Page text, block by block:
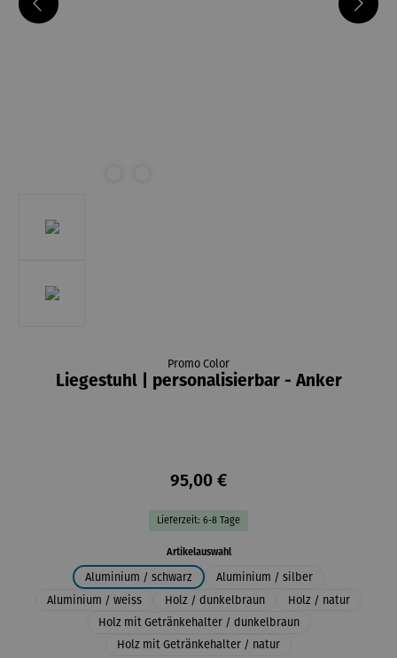
Promo Color
Liegestuhl | personalisierbar - Anker
95,00 €
Lieferzeit: 6-8 Tage
Artikelauswahlauswählen
Aluminium / schwarz
Aluminium / silber
Aluminium / weiss
Holz / dunkelbraun
Holz / natur
Holz mit Getränkehalter / dunkelbraun
Holz mit Getränkehalter / natur